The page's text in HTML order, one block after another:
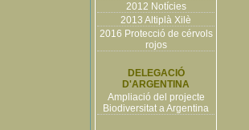
2012 Notícies
2013 Altiplà Xilè
2016 Protecció de cérvols
rojos
DELEGACIÓ
D'ARGENTINA
Ampliació del projecte
Biodiversitat a Argentina